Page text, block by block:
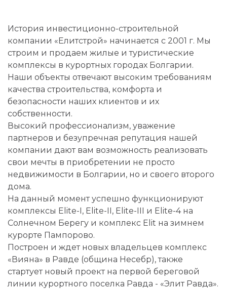
История инвестиционно-строительной
компании «Елитстрой» начинается с 2001 г. Мы
строим и продаем жилые и туристические
комплексы в курортных городах Болгарии.
Наши объекты отвечают высоким требованиям
качества строительства, комфорта и
безопасности наших клиентов и их
собственности.
Высокий профессионализм, уважение
партнеров и безупречная репутация нашей
компании дают вам возможность реализовать
свои мечты в приобретении не просто
недвижимости в Болгарии, но и своего второго
дома.
На данный момент успешно функционируют
комплексы Elite-I, Elite-II, Elite-III и Elite-4 на
Солнечном Берегу и комплекс Elit на зимнем
курорте Пампорово.
Построен и ждет новых владельцев комплекс
«Вияна» в Равде (община Несебр), также
стартует новый проект на первой береговой
линии курортного поселка Равда - «Элит Равда».